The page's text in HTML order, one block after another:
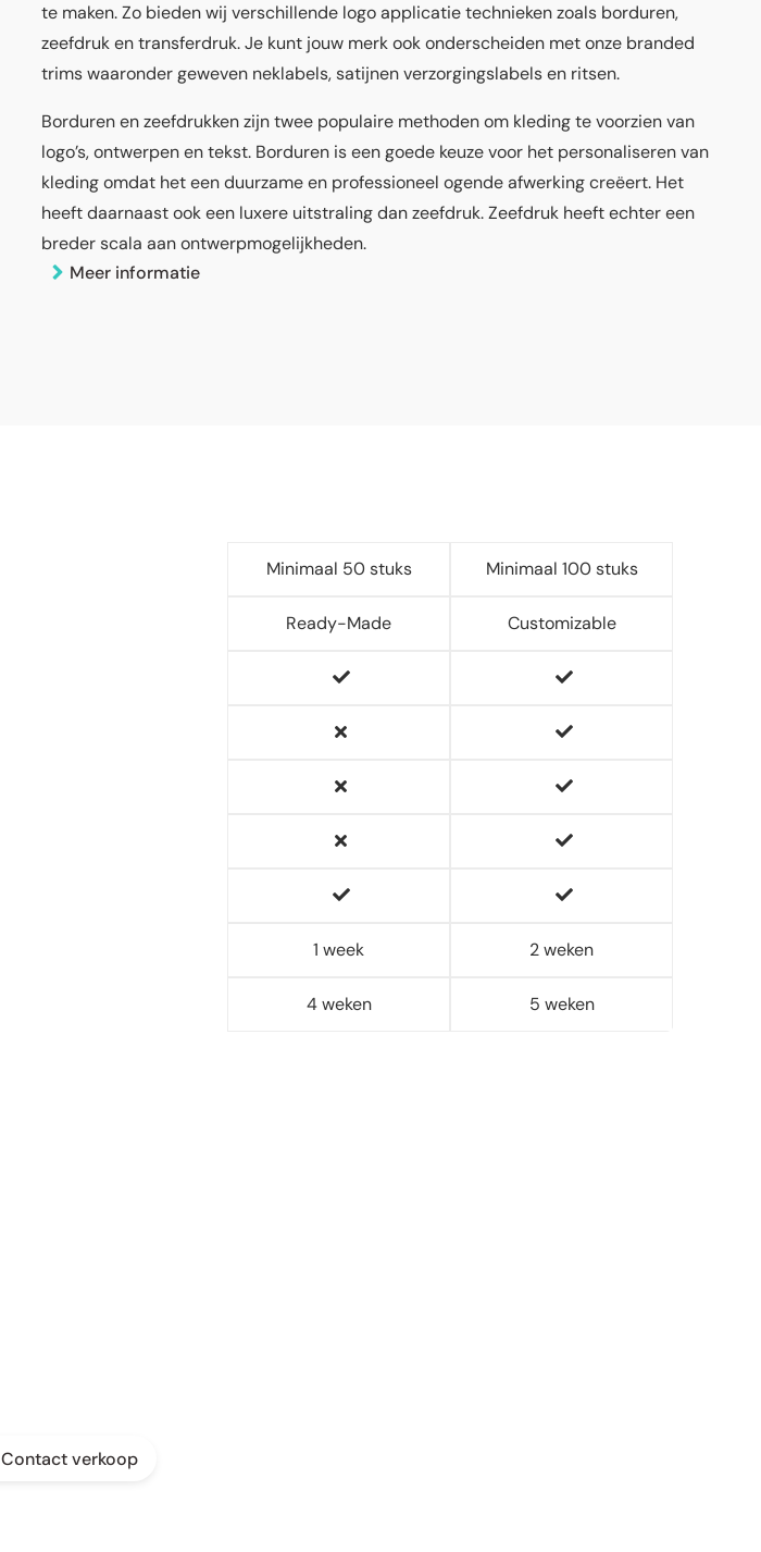
te maken. Zo bieden wij verschillende logo applicatie technieken zoals borduren,
zeefdruk en transferdruk. Je kunt jouw merk ook onderscheiden met onze branded
trims waaronder geweven neklabels, satijnen verzorgingslabels en ritsen.
Borduren en zeefdrukken zijn twee populaire methoden om kleding te voorzien van
logo’s, ontwerpen en tekst. Borduren is een goede keuze voor het personaliseren van
kleding omdat het een duurzame en professioneel ogende afwerking creëert. Het
heeft daarnaast ook een luxere uitstraling dan zeefdruk. Zeefdruk heeft echter een
breder scala aan ontwerpmogelijkheden.
Meer informatie
Minimaal 50 stuks Minimaal 100 stuks
Ready-Made Customizable
1 week 2 weken
4 weken 5 weken
Contact verkoop